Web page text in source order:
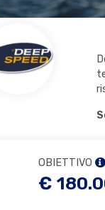
OBIETTIVO
€